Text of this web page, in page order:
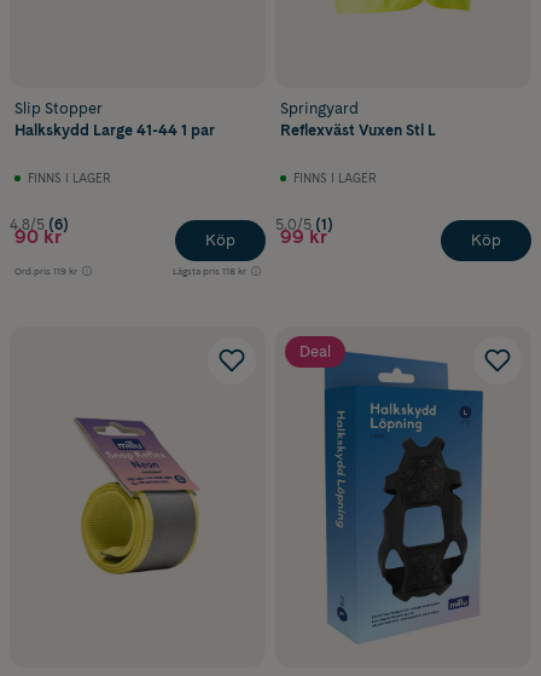
Slip Stopper
Halkskydd Large 41-44 1 par
FINNS I LAGER
4.8/5 (6)
90 kr
Ord.pris 119 kr Lägsta pris 118 kr
Köp
Springyard
Reflexväst Vuxen Stl L
FINNS I LAGER
5.0/5 (1)
99 kr Köp
Deal